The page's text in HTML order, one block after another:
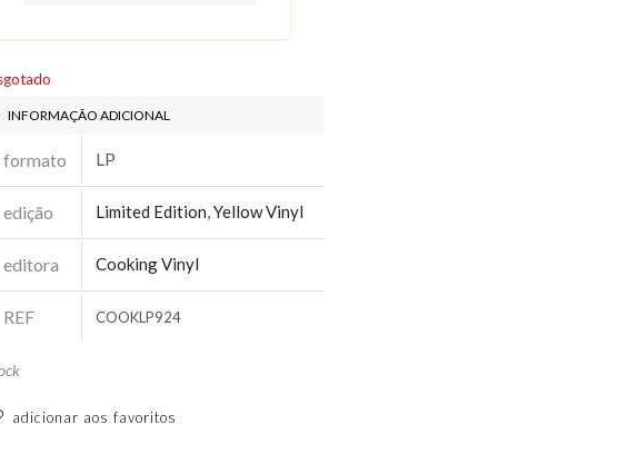
INFORMAÇÃO ADICIONAL
formato LP
edição Limited Edition,Yellow Vinyl
editora Cooking Vinyl
REF COOKLP924
adicionar aos favoritos